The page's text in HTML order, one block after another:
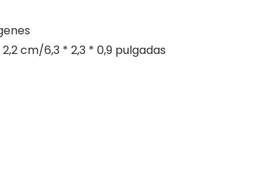
cm/6,3 * 2,3 * 0,9 pulgadas